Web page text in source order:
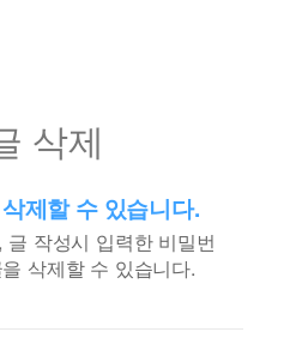
삭제
제할 수 있습니다.
작성시 입력한 비밀번
삭제할 수 있습니다.